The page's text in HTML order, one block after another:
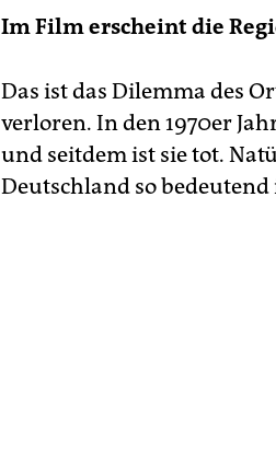
Im Film erscheint die
Das ist das Dilemma des
verloren. In den 1970er
und seitdem ist sie tot.
Deutschland so